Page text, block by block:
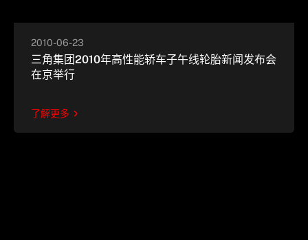
2010-06-23
三角集团2010年高性能轿车子午线轮胎新闻发布会
在京举行
了解更多